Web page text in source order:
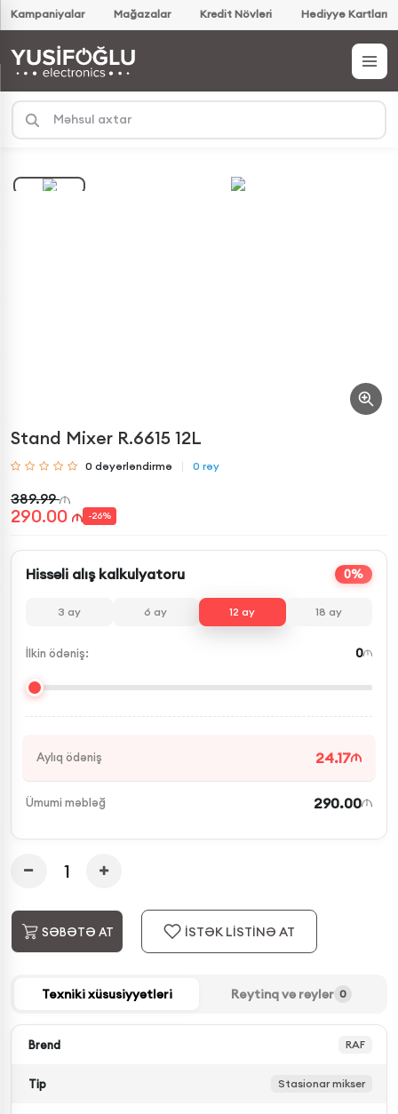
Kampaniyalar Mağazalar Kredit Növləri Hədiyyə Kartları
Stand Mixer R.6615 12L
0 dəyərləndirmə 0 rəy
389.99
290.00 -26%
Hissəli alış kalkulyatoru 0%
3 ay 6 ay 12 ay 18 ay
İlkin ödəniş: 0
Aylıq ödəniş 24.17
Ümumi məbləğ 290.00
SƏBƏTƏ AT İSTƏK LİSTİNƏ AT
Texniki xüsusiyyətləri Reytinq və rəylər 0
Brend RAF
Tip Stasionar mikser